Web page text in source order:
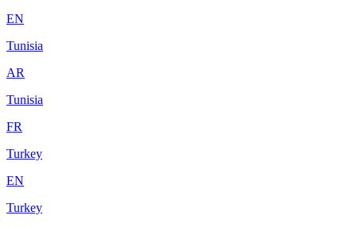
EN
Tunisia
AR
Tunisia
FR
Turkey
EN
Turkey